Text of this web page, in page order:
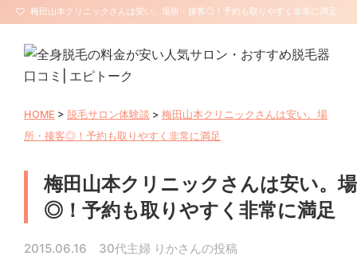
梅田山本クリニックさんは安い。場所・接客◎！予約も取りやすく非常に満足
HOME > 脱毛サロン体験談 > 梅田山本クリニックさんは安い。場
所・接客◎！予約も取りやすく非常に満足
梅田山本クリニックさんは安い。
◎！予約も取りやすく非常に満足
2015.06.16 30代主婦 りかさんの投稿